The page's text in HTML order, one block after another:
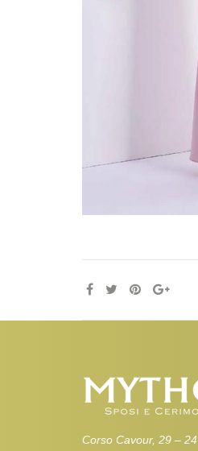
Corso Cavour, 29 – 24